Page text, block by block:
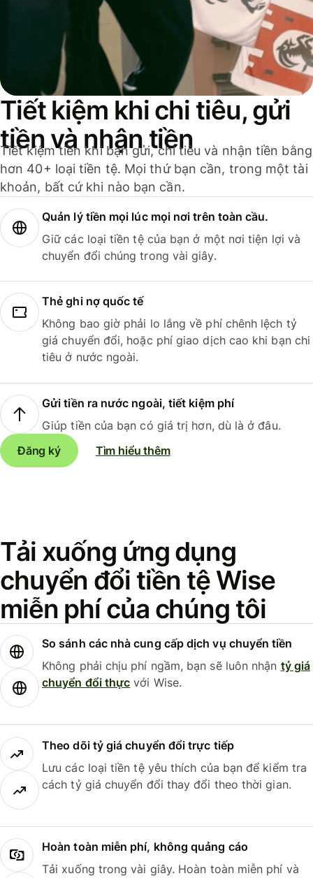
Tiết kiệm khi chi tiêu, gửi
tiền và nhận tiền
Tiết kiệm tiền khi bạn gửi, chi tiêu và nhận tiền bằng
hơn 40+ loại tiền tệ. Mọi thứ bạn cần, trong một tài
khoản, bất cứ khi nào bạn cần.
Quản lý tiền mọi lúc mọi nơi trên toàn cầu.
Giữ các loại tiền tệ của bạn ở một nơi tiện lợi và
chuyển đổi chúng trong vài giây.
Thẻ ghi nợ quốc tế
Không bao giờ phải lo lắng về phí chênh lệch tỷ
giá chuyển đổi, hoặc phí giao dịch cao khi bạn chi
tiêu ở nước ngoài.
Gửi tiền ra nước ngoài, tiết kiệm phí
Giúp tiền của bạn có giá trị hơn, dù là ở đâu.
Đăng ký
Tìm hiểu thêm
Tải xuống ứng dụng
chuyển đổi tiền tệ Wise
miễn phí của chúng tôi
So sánh các nhà cung cấp dịch vụ chuyển tiền
Không phải chịu phí ngầm, bạn sẽ luôn nhận tỷ giá
chuyển đổi thực với Wise.
Theo dõi tỷ giá chuyển đổi trực tiếp
Lưu các loại tiền tệ yêu thích của bạn để kiểm tra
cách tỷ giá chuyển đổi thay đổi theo thời gian.
Hoàn toàn miễn phí, không quảng cáo
Tải xuống trong vài giây. Hoàn toàn miễn phí và